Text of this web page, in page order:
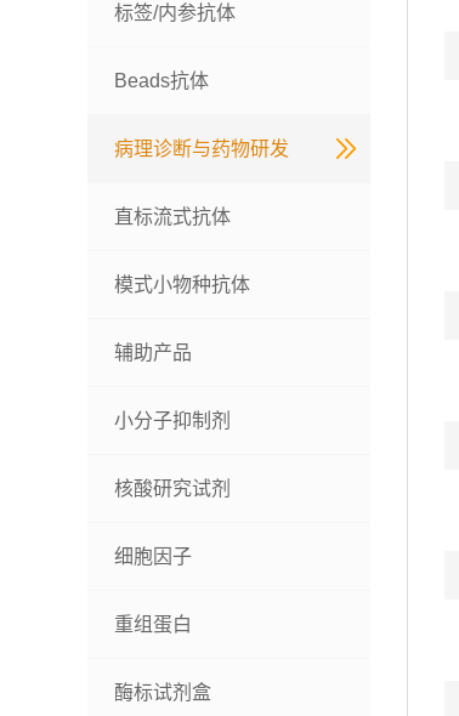
标签/内参抗体
Beads抗体
病理诊断与药物研发
直标流式抗体
模式小物种抗体
辅助产品
小分子抑制剂
核酸研究试剂
细胞因子
重组蛋白
酶标试剂盒